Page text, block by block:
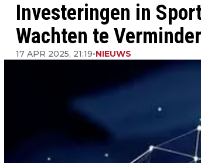
Investeringen in
Wachten te
17 APR 2025, 21:19•NIEUWS